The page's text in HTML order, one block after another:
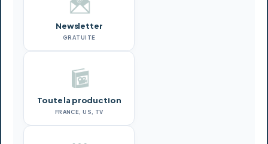
Newsletter
GRATUITE
Toute la production
FRANCE, US, TV